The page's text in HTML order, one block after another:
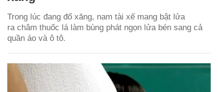
Trong lúc đang đổ xăng, nam tài xế mang bật lửa
ra châm thuốc lá làm bùng phát ngọn lửa bén sang cả
quần áo và ô tô.